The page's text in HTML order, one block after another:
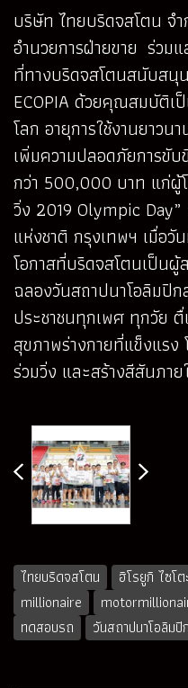
บริษัท ไทยบริดจสโตน จ
อำนวยการฝ่ายขาย ร่วม
ที่ทางบริดจสโตนสนับส
ECOPIA ด้วยคุณสมบัติเ
โลก อายุการใช้งานยาว
เพิ่มความปลอดภัยการขั
กว่า 500,000 บาท แก่ผู้
วิ่ง 2019 Olympic
แห่งชาติ กรุงเทพฯ เมื่อ
โอกาสที่บริดจสโตนเป็น
ฉลองวันสถาปนาโอลิมปิ
ประชาชนทุกเพศ ทุกวัย
สุขภาพร่างกายที่แข็งแร
ร่วมวิ่ง และสร้างสีสันภา
ไทยบริดจสโตน ฮิโรยูกิ ไซโต
millionaire
ทดสอบรถ
วันสถาปนาโอลิมปิ